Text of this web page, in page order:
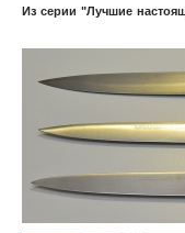
Из серии "Лучшие